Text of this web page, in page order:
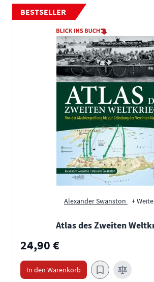
BESTSELLER
Alexander Swanston +
Atlas des Zweiten
24,90 €
In den Warenkorb